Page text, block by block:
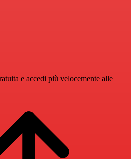
e accedi più velocemente alle